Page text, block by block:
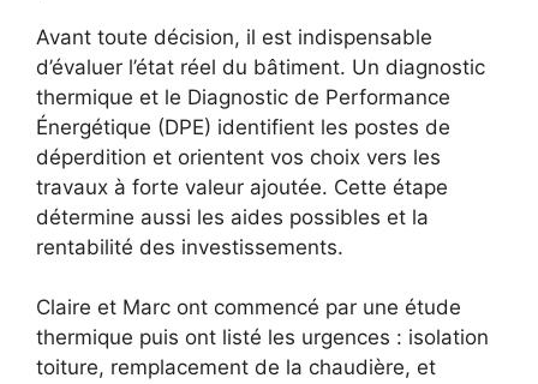
Avant toute décision, il est indispensable
d’évaluer l’état réel du bâtiment. Un diagnostic
thermique et le Diagnostic de Performance
Énergétique (DPE) identifient les postes de
déperdition et orientent vos choix vers les
travaux à forte valeur ajoutée. Cette étape
détermine aussi les aides possibles et la
rentabilité des investissements.
Claire et Marc ont commencé par une étude
thermique puis ont listé les urgences : isolation
toiture, remplacement de la chaudière, et